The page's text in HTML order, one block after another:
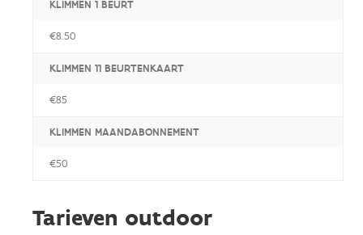
KLIMMEN 1 BEURT
€8.50
KLIMMEN 11 BEURTENKAART
€85
KLIMMEN MAANDABONNEMENT
€50
Tarieven outdoor